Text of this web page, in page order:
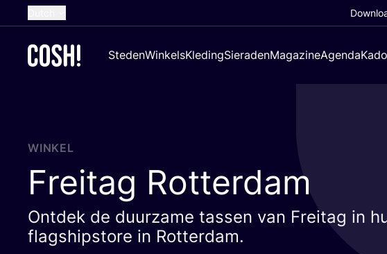
French
Croatian
StedenWinkelsKledingSieradenMagazineAgenda
WINKEL
Freitag Rotterdam
Ontdek de duurzame tassen van Freitag in
flagshipstore in Rotterdam.